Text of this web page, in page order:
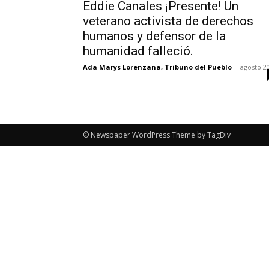
Eddie Canales ¡Presente! Un
veterano activista de derechos
humanos y defensor de la
humanidad falleció.
Ada Marys Lorenzana, Tribuno del Pueblo - agosto
© Newspaper WordPress Theme by TagDiv